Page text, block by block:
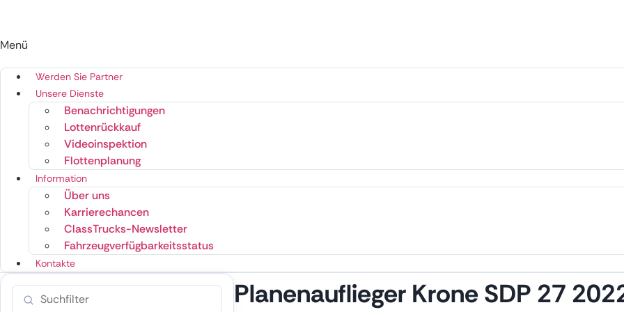
Menü
Werden Sie Partner
Unsere Dienste
Benachrichtigungen
Lottenrückkauf
Videoinspektion
Flottenplanung
Information
Über uns
Karrierechancen
ClassTrucks-Newsletter
Fahrzeugverfügbarkeitsstatus
Kontakte
Planenauflieger Krone SDP 27